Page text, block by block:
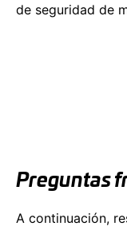
de seguridad de
Preguntas
A continuación,